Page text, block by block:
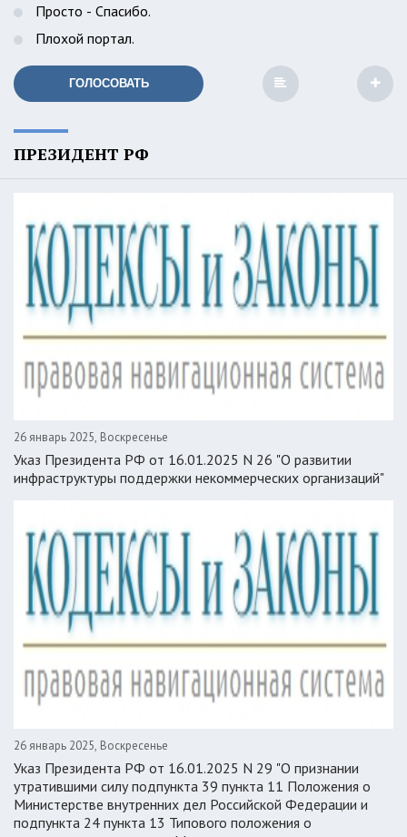
Просто - Спасибо.
Плохой портал.
ГОЛОСОВАТЬ
ПРЕЗИДЕНТ РФ
26 январь 2025, Воскресенье
Указ Президента РФ от 16.01.2025 N 26 "О развитии
инфраструктуры поддержки некоммерческих организаций"
26 январь 2025, Воскресенье
Указ Президента РФ от 16.01.2025 N 29 "О признании
утратившими силу подпункта 39 пункта 11 Положения о
Министерстве внутренних дел Российской Федерации и
подпункта 24 пункта 13 Типового положения о